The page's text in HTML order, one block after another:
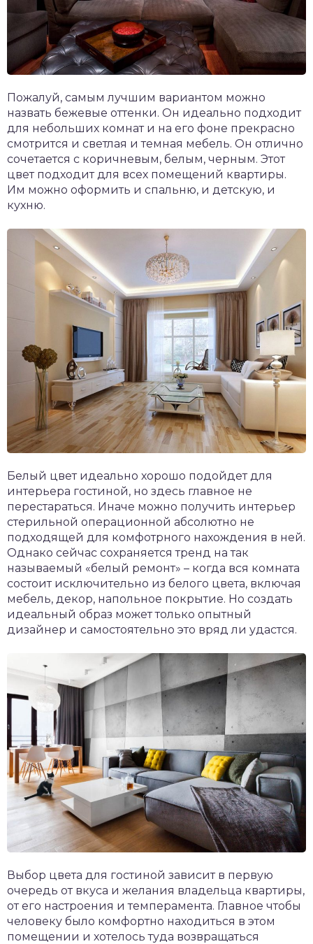
Пожалуй, самым лучшим вариантом можно
назвать бежевые оттенки. Он идеально подходит
для небольших комнат и на его фоне прекрасно
смотрится и светлая и темная мебель. Он отлично
сочетается с коричневым, белым, черным. Этот
цвет подходит для всех помещений квартиры.
Им можно оформить и спальню, и детскую, и
кухню.
Белый цвет идеально хорошо подойдет для
интерьера гостиной, но здесь главное не
перестараться. Иначе можно получить интерьер
стерильной операционной абсолютно не
подходящей для комфотрного нахождения в ней.
Однако сейчас сохраняется тренд на так
называемый «белый ремонт» – когда вся комната
состоит исключительно из белого цвета, включая
мебель, декор, напольное покрытие. Но создать
идеальный образ может только опытный
дизайнер и самостоятельно это вряд ли удастся.
Выбор цвета для гостиной зависит в первую
очередь от вкуса и желания владельца квартиры,
от его настроения и темперамента. Главное чтобы
человеку было комфортно находиться в этом
помещении и хотелось туда возвращаться